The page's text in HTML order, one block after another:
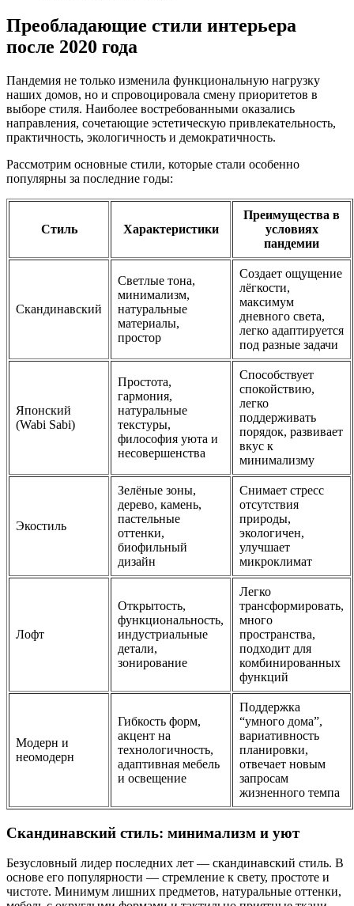
Преобладающие стили интерьера
после 2020 года
Пандемия не только изменила функциональную нагрузку
наших домов, но и спровоцировала смену приоритетов в
выборе стиля. Наиболее востребованными оказались
направления, сочетающие эстетическую привлекательность,
практичность, экологичность и демократичность.
Рассмотрим основные стили, которые стали особенно
популярны за последние годы:
Стиль Характеристики
Преимущества в
условиях
пандемии
Скандинавский
Светлые тона,
минимализм,
натуральные
материалы,
простор
Создает ощущение
лёгкости,
максимум
дневного света,
легко адаптируется
под разные задачи
Японский
(Wabi Sabi)
Простота,
гармония,
натуральные
текстуры,
философия уюта и
несовершенства
Способствует
спокойствию,
легко
поддерживать
порядок, развивает
вкуc к
минимализму
Экостиль
Зелёные зоны,
дерево, камень,
пастельные
оттенки,
биофильный
дизайн
Снимает стресс
отсутствия
природы,
экологичен,
улучшаeт
микроклимат
Лофт
Открытость,
функциональность,
индустриальные
детали,
зонирование
Легко
трансформировать,
много
пространства,
подходит для
комбинированных
функций
Модерн и
неомодерн
Гибкость форм,
акцент на
технологичность,
адаптивная мебель
и освещение
Поддержка
“умного дома”,
вариативность
планировки,
отвечает новым
запросам
жизненного темпа
Скандинавский стиль: минимализм и уют
Безусловный лидер последних лет — скандинавский стиль. В
основе его популярности — стремление к свету, простоте и
чистоте. Минимум лишних предметов, натуральные оттенки,